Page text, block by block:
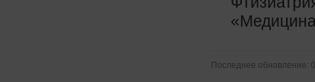
Последнее обновление: